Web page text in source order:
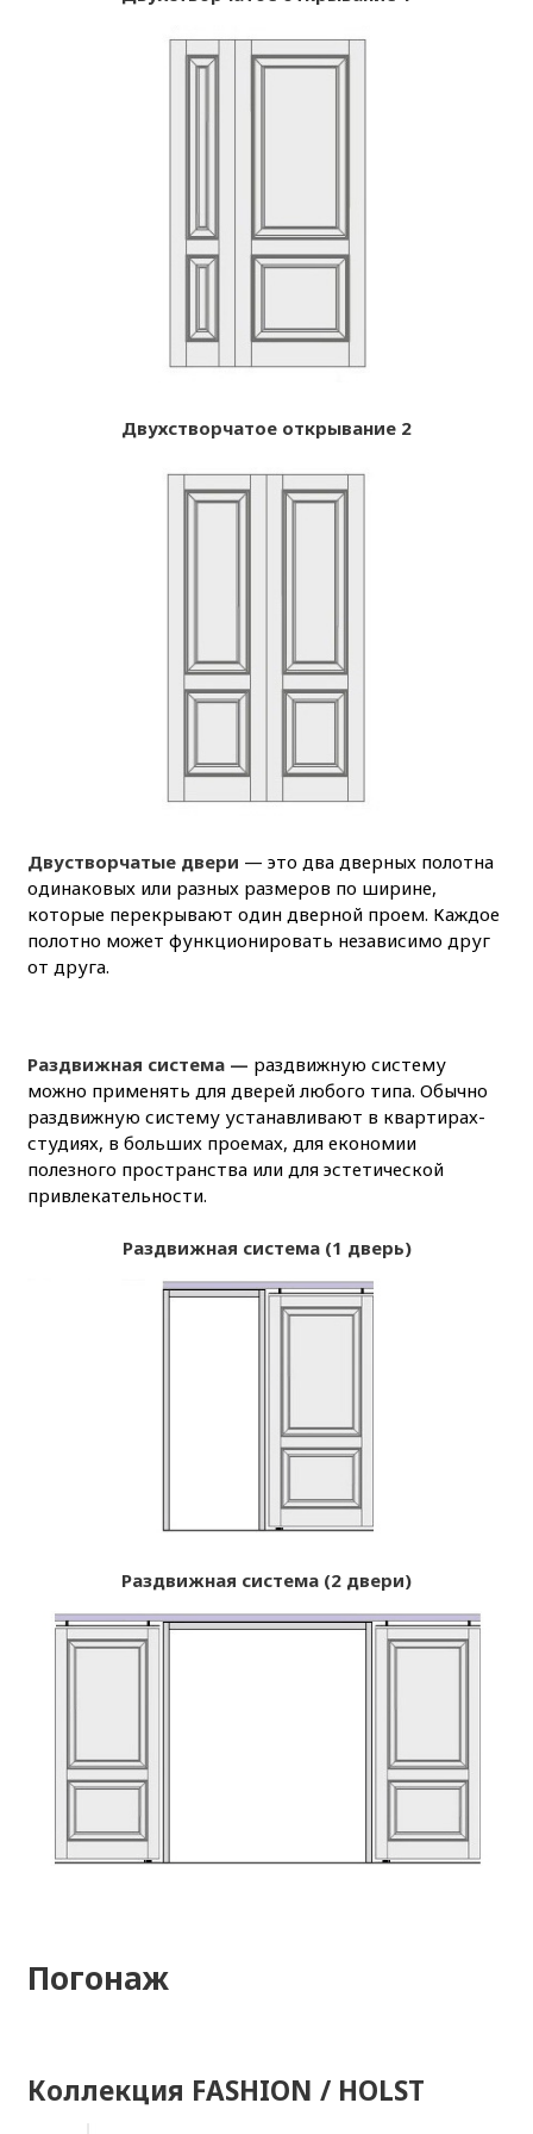
Двухстворчатое открывание 2
Двустворчатые двери — это два дверных полотна
одинаковых или разных размеров по ширине,
которые перекрывают один дверной проем. Каждое
полотно может функционировать независимо друг
от друга.
Раздвижная система — раздвижную систему
можно применять для дверей любого типа. Обычно
раздвижную систему устанавливают в квартирах-
студиях, в больших проемах, для економии
полезного пространства или для эстетической
привлекательности.
Раздвижная система (1 дверь)
Раздвижная система (2 двери)
Погонаж
Коллекция FASHION / HOLST